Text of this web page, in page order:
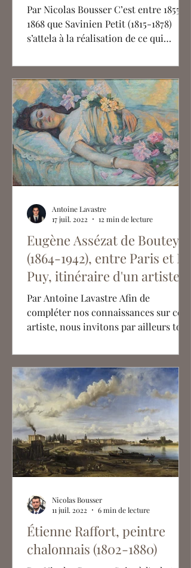
Par Nicolas Bousser C’est entre 1855 et
1868 que Savinien Petit (1815-1878)
s’attela à la réalisation de ce qui
importante commande de sa carrière,
les décors des chapelles Saint-Joseph
et Notre-Dame du Mont-Carmel de la
cathédrale Saint-André de Bordeaux.
Voulu par le cardinal Donnet, ce
chantier voit l'artiste s’associer à
l’architecte Jean-Charles Danjoy et au
peintre Alexandre Denuelle (1). Dans
la chapelle Saint-Joseph, Denuelle
Eugène Assézat de Bouteyre
(1864-1942), entre Paris et Le
Puy, itinéraire d'un artiste
oublié
Par Antoine Lavastre Afin de
compléter nos connaissances sur cet
artiste, nous invitons par ailleurs tout
Antoine Lavastre
17 juil. 2022
12 min de lecture
Étienne Raffort, peintre
chalonnais (1802-1880)
Nicolas Bousser
11 juil. 2022
6 min de lecture